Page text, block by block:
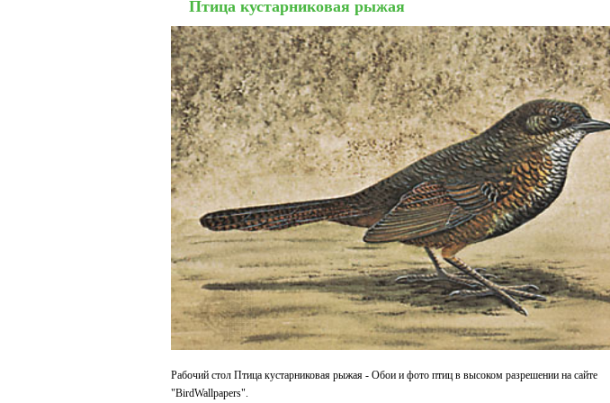
Птица кустарниковая рыжая
Рабочий стол Птица кустарниковая рыжая - Обои и фото птиц в высоком разрешении на сайте
"BirdWallpapers".